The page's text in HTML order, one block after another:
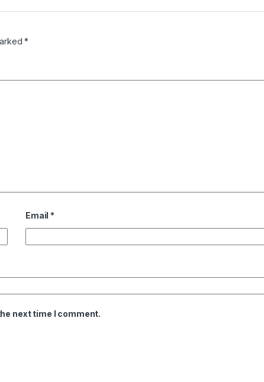
*
Email *
next time I comment.